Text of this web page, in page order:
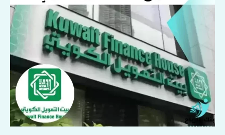
فروع
التمويل
الكويتي
الكويت:
دوام
بنك
بيت
التمويل